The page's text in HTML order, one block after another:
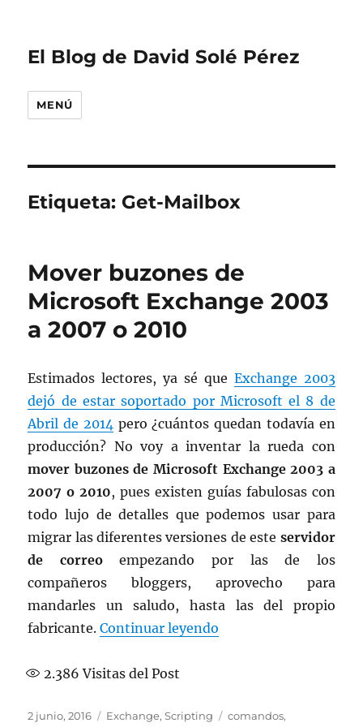
El Blog de David Solé Pérez
MENÚ
Etiqueta: Get-Mailbox
Mover buzones de
Microsoft Exchange 2003
a 2007 o 2010
Estimados lectores, ya sé que Exchange 2003
dejó de estar soportado por Microsoft el 8 de
Abril de 2014pero ¿cuántos quedan todavía en
producción? No voy a inventar la rueda con
mover buzones de Microsoft Exchange 2003 a
2007 o 2010, pues existen guías fabulosas con
todo lujo de detalles que podemos usar para
migrar las diferentes versiones de este servidor
de correoempezando por las de los
compañeros bloggers, aprovecho para
mandarles un saludo, hasta las del propio
fabricante.Continuar leyendo
2.386 Visitas del Post
Publicado
2 junio, 2016 Categorías
Exchange,Scripting Etiquetas
comandos,